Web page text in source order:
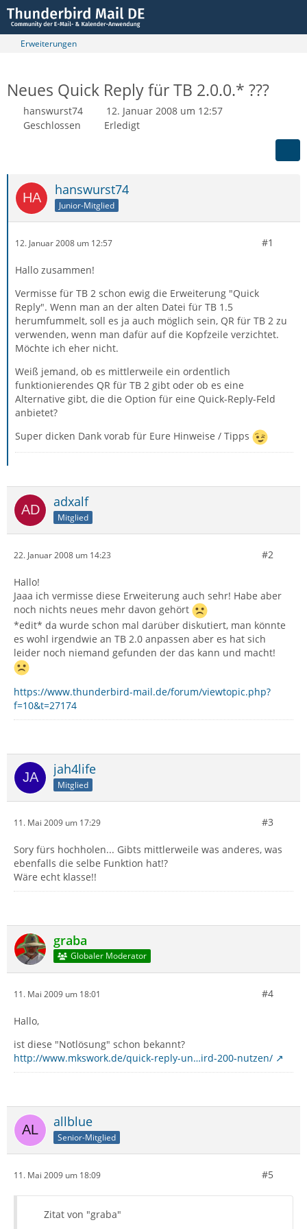
Erweiterungen
Neues Quick Reply für TB 2.0.0.* ???
hanswurst74
12. Januar 2008 um 12:57
Geschlossen
Erledigt
hanswurst74
Junior-Mitglied
12. Januar 2008 um 12:57 #1
Hallo zusammen!
Vermisse für TB 2 schon ewig die Erweiterung "Quick
Reply". Wenn man an der alten Datei für TB 1.5
herumfummelt, soll es ja auch möglich sein, QR für TB 2 zu
verwenden, wenn man dafür auf die Kopfzeile verzichtet.
Möchte ich eher nicht.
Weiß jemand, ob es mittlerweile ein ordentlich
funktionierendes QR für TB 2 gibt oder ob es eine
Alternative gibt, die die Option für eine Quick-Reply-Feld
anbietet?
Super dicken Dank vorab für Eure Hinweise / Tipps
adxalf
Mitglied
22. Januar 2008 um 14:23 #2
Hallo!
Jaaa ich vermisse diese Erweiterung auch sehr! Habe aber
noch nichts neues mehr davon gehört
*edit* da wurde schon mal darüber diskutiert, man könnte
es wohl irgendwie an TB 2.0 anpassen aber es hat sich
leider noch niemand gefunden der das kann und macht!
https://www.thunderbird-mail.de/forum/viewtopic.php?
f=10&t=27174
jah4life
Mitglied
11. Mai 2009 um 17:29 #3
Sory fürs hochholen... Gibts mittlerweile was anderes, was
ebenfalls die selbe Funktion hat!?
Wäre echt klasse!!
graba
Globaler Moderator
11. Mai 2009 um 18:01 #4
Hallo,
ist diese "Notlösung" schon bekannt?
http://www.mkswork.de/quick-reply-un…ird-200-nutzen/
allblue
Senior-Mitglied
11. Mai 2009 um 18:09 #5
Zitat von "graba"